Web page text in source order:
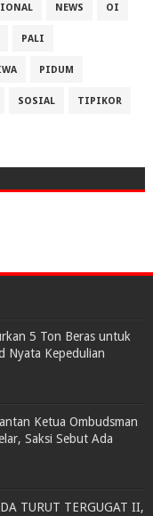
NEWS OI
PALI
PIDUM
SOSIAL TIPIKOR
5 Ton Beras untuk
Nyata Kepedulian
Ketua Ombudsman
Saksi Sebut Ada
TURUT TERGUGAT II,